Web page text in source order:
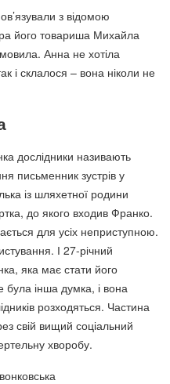
з відомою
його товариша Михайла
Анна не хотіла
і склалося – вона ніколи не
дослідники називають
письменник зустрів у
із шляхетної родини
до якого входив Франко.
для усіх неприступною.
І 27-річний
яка має стати його
інша думка, і вона
розходяться. Частина
свій вищий соціальний
хворобу.